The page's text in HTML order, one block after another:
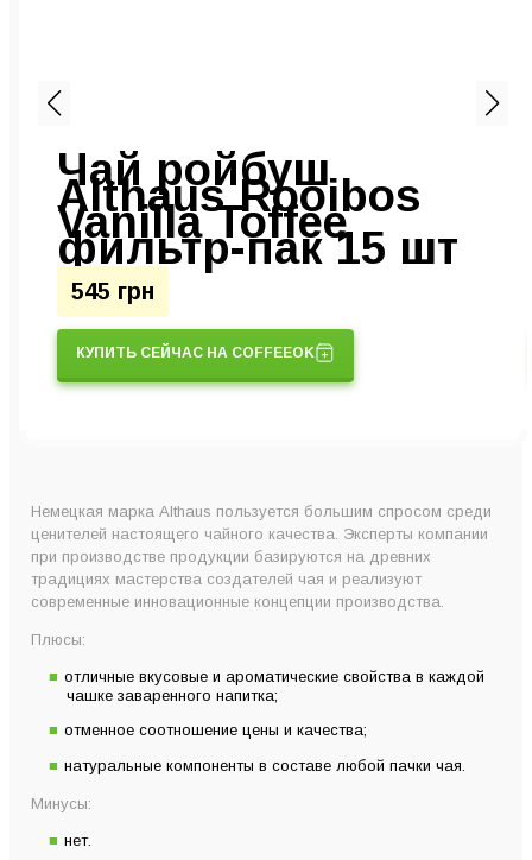
Чай ройбуш
Althaus Rooibos
Vanilla Toffee
фильтр-пак 15 шт
545 грн
КУПИТЬ СЕЙЧАС НА COFFEEOK
Немецкая марка Althaus пользуется большим спросом среди
ценителей настоящего чайного качества. Эксперты компании
при производстве продукции базируются на древних
традициях мастерства создателей чая и реализуют
современные инновационные концепции производства.
Плюсы:
отличные вкусовые и ароматические свойства в каждой
чашке заваренного напитка;
отменное соотношение цены и качества;
натуральные компоненты в составе любой пачки чая.
Минусы:
нет.